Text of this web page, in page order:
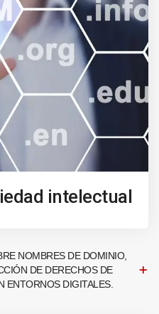
intelectual
NOMBRES DE DOMINIO,
DE DERECHOS DE
ENTORNOS DIGITALES.